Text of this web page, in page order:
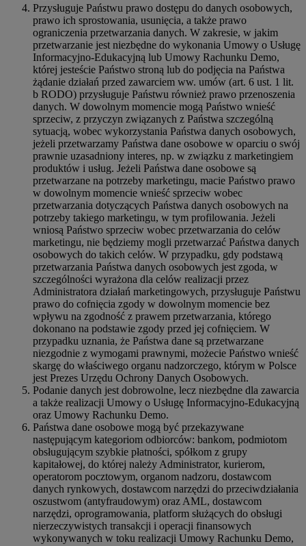
Przysługuje Państwu prawo dostępu do danych osobowych,
prawo ich sprostowania, usunięcia, a także prawo
ograniczenia przetwarzania danych. W zakresie, w jakim
przetwarzanie jest niezbędne do wykonania Umowy o Usługę
Informacyjno-Edukacyjną lub Umowy Rachunku Demo,
której jesteście Państwo stroną lub do podjęcia na Państwa
żądanie działań przed zawarciem ww. umów (art. 6 ust. 1 lit.
b RODO) przysługuje Państwu również prawo przenoszenia
danych. W dowolnym momencie mogą Państwo wnieść
sprzeciw, z przyczyn związanych z Państwa szczególną
sytuacją, wobec wykorzystania Państwa danych osobowych,
jeżeli przetwarzamy Państwa dane osobowe w oparciu o swój
prawnie uzasadniony interes, np. w związku z marketingiem
produktów i usług. Jeżeli Państwa dane osobowe są
przetwarzane na potrzeby marketingu, macie Państwo prawo
w dowolnym momencie wnieść sprzeciw wobec
przetwarzania dotyczących Państwa danych osobowych na
potrzeby takiego marketingu, w tym profilowania. Jeżeli
wniosą Państwo sprzeciw wobec przetwarzania do celów
marketingu, nie będziemy mogli przetwarzać Państwa danych
osobowych do takich celów. W przypadku, gdy podstawą
przetwarzania Państwa danych osobowych jest zgoda, w
szczególności wyrażona dla celów realizacji przez
Administratora działań marketingowych, przysługuje Państwu
prawo do cofnięcia zgody w dowolnym momencie bez
wpływu na zgodność z prawem przetwarzania, którego
dokonano na podstawie zgody przed jej cofnięciem. W
przypadku uznania, że Państwa dane są przetwarzane
niezgodnie z wymogami prawnymi, możecie Państwo wnieść
skargę do właściwego organu nadzorczego, którym w Polsce
jest Prezes Urzędu Ochrony Danych Osobowych.
Podanie danych jest dobrowolne, lecz niezbędne dla zawarcia
a także realizacji Umowy o Usługę Informacyjno-Edukacyjną
oraz Umowy Rachunku Demo.
Państwa dane osobowe mogą być przekazywane
następującym kategoriom odbiorców: bankom, podmiotom
obsługującym szybkie płatności, spółkom z grupy
kapitałowej, do której należy Administrator, kurierom,
operatorom pocztowym, organom nadzoru, dostawcom
danych rynkowych, dostawcom narzędzi do przeciwdziałania
oszustwom (antyfraudowym) oraz AML, dostawcom
narzędzi, oprogramowania, platform służących do obsługi
nierzeczywistych transakcji i operacji finansowych
wykonywanych w toku realizacji Umowy Rachunku Demo,